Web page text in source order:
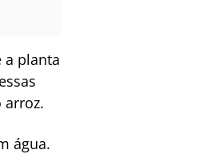
a planta
arroz.
água.